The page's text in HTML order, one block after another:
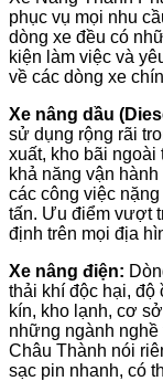
phục vụ mọi nhu
dòng xe đều có
kiện làm việc và
về các dòng xe
Xe nâng dầu
sử dụng rộng rãi
xuất, kho bãi ngoài
khả năng vận
các công việc
tấn. Ưu điểm vượt
định trên mọi địa
Xe nâng điện:
thải khí độc hại, độ
kín, kho lạnh, cơ
những ngành
Châu Thành nói
sạc pin nhanh, có